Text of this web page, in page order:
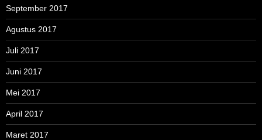
September 2017
Agustus 2017
Juli 2017
Juni 2017
Mei 2017
April 2017
Maret 2017